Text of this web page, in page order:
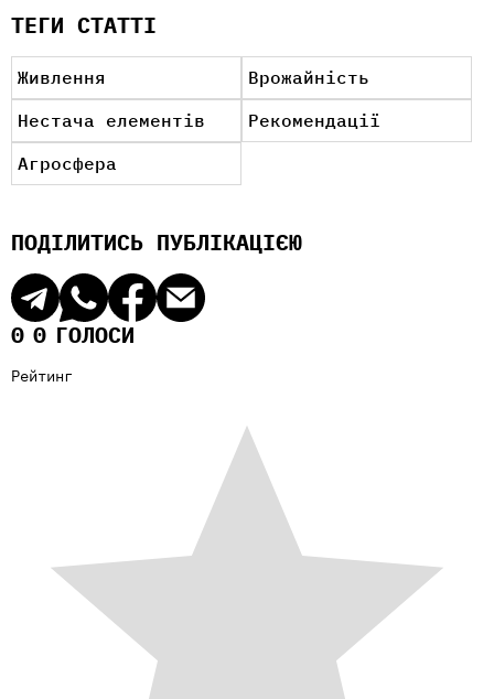
ТЕГИ СТАТТІ
Живлення
Врожайність
Нестача елементів
Рекомендації
Агросфера
ПОДІЛИТИСЬ ПУБЛІКАЦІЄЮ
0 0 ГОЛОСИ
Рейтинг